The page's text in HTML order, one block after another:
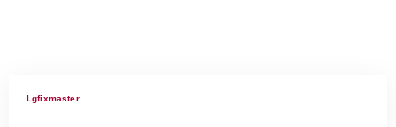
Lgfixmaster